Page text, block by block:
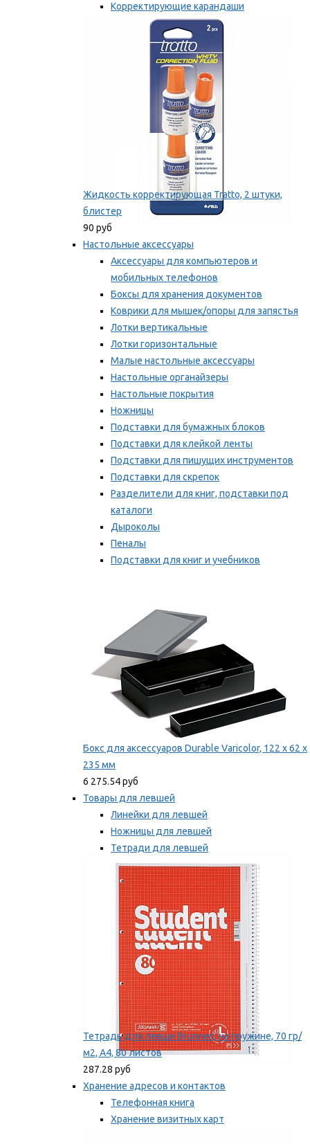
Корректирующие карандаши
Корректирующие ленты
Мы рекомендуем
Жидкость корректирующая Tratto, 2 штуки,
блистер
90 руб
Настольные аксессуары
Аксессуары для компьютеров и
мобильных телефонов
Боксы для хранения документов
Коврики для мышек/опоры для запястья
Лотки вертикальные
Лотки горизонтальные
Малые настольные аксессуары
Настольные органайзеры
Настольные покрытия
Ножницы
Подставки для бумажных блоков
Подставки для клейкой ленты
Подставки для пишущих инструментов
Подставки для скрепок
Разделители для книг, подставки под
каталоги
Дыроколы
Пеналы
Подставки для книг и учебников
Бокс для аксессуаров Durable Varicolor, 122 x 62 x
235 мм
6 275.54 руб
Товары для левшей
Линейки для левшей
Ножницы для левшей
Тетради для левшей
Точилки для левшей
Мы рекомендуем
Тетрадь для левши Brunnen, на пружине, 70 гр/
м2, А4, 80 листов
287.28 руб
Хранение адресов и контактов
Телефонная книга
Хранение визитных карт